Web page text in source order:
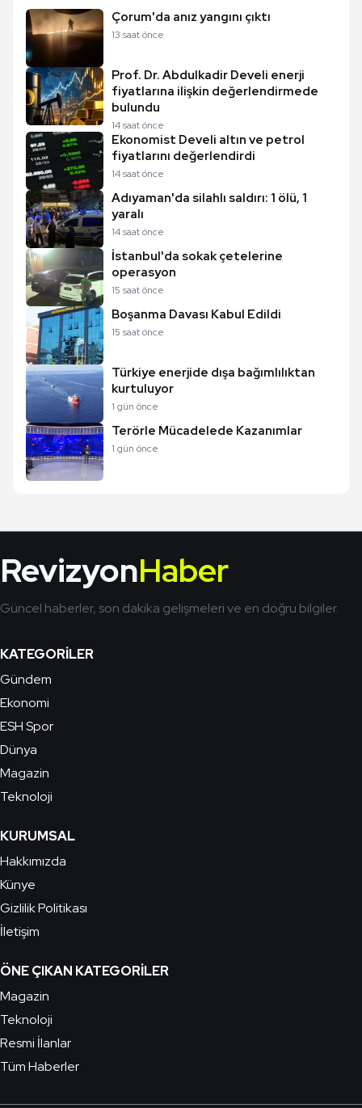
Çorum'da anız yangını çıktı
13 saat önce
Prof. Dr. Abdulkadir Develi enerji
fiyatlarına ilişkin değerlendirmede
bulundu
14 saat önce
Ekonomist Develi altın ve petrol
fiyatlarını değerlendirdi
14 saat önce
Adıyaman'da silahlı saldırı: 1 ölü, 1
yaralı
14 saat önce
İstanbul'da sokak çetelerine
operasyon
15 saat önce
Boşanma Davası Kabul Edildi
15 saat önce
Türkiye enerjide dışa bağımlılıktan
kurtuluyor
1 gün önce
Terörle Mücadelede Kazanımlar
1 gün önce
RevizyonHaber
Güncel haberler, son dakika gelişmeleri ve en doğru bilgiler.
KATEGORILER
Gündem
Ekonomi
ESH Spor
Dünya
Magazin
Teknoloji
KURUMSAL
Hakkımızda
Künye
Gizlilik Politikası
İletişim
ÖNE ÇIKAN KATEGORILER
Magazin
Teknoloji
Resmi İlanlar
Tüm Haberler